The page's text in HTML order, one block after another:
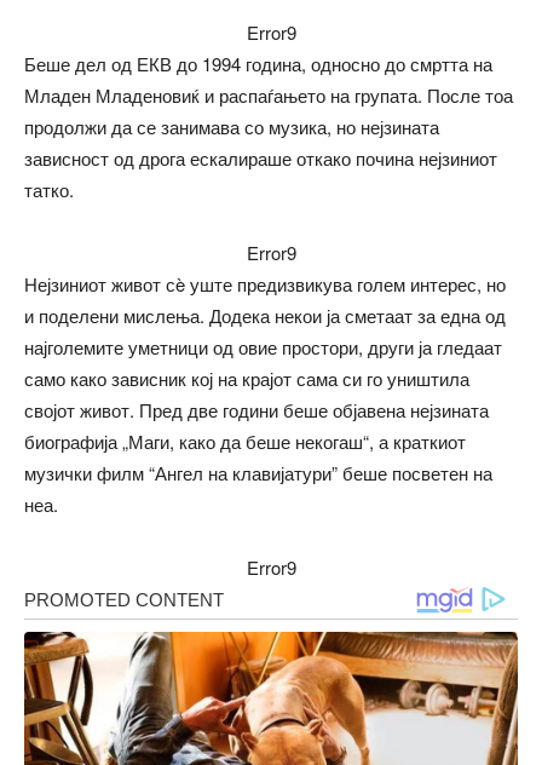
Error9
Беше дел од ЕКВ до 1994 година, односно до смртта на
Младен Младеновиќ и распаѓањето на групата. После тоа
продолжи да се занимава со музика, но нејзината
зависност од дрога ескалираше откако почина нејзиниот
татко.
Error9
Нејзиниот живот сè уште предизвикува голем интерес, но
и поделени мислења. Додека некои ја сметаат за една од
најголемите уметници од овие простори, други ја гледаат
само како зависник кој на крајот сама си го уништила
својот живот. Пред две години беше објавена нејзината
биографија „Маги, како да беше некогаш“, а краткиот
музички филм “Ангел на клавијатури” беше посветен на
неа.
Error9